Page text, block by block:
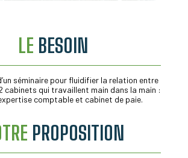
LE BESOIN
séminaire pour fluidifier la relation entre
cabinets qui travaillent main dans la main :
comptable et cabinet de paie.
PROPOSITION